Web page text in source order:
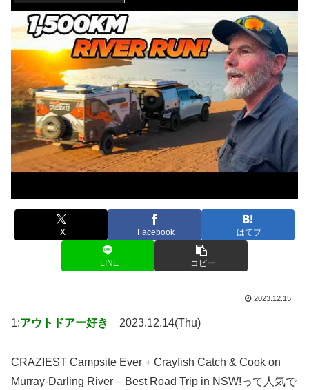
X Facebook はてブ
LINE コピー
2023.12.15
1:アウトドアー好き 2023.12.14(Thu)
CRAZIEST Campsite Ever + Crayfish Catch & Cook on
Murray-Darling River – Best Road Trip in NSW!って人気で